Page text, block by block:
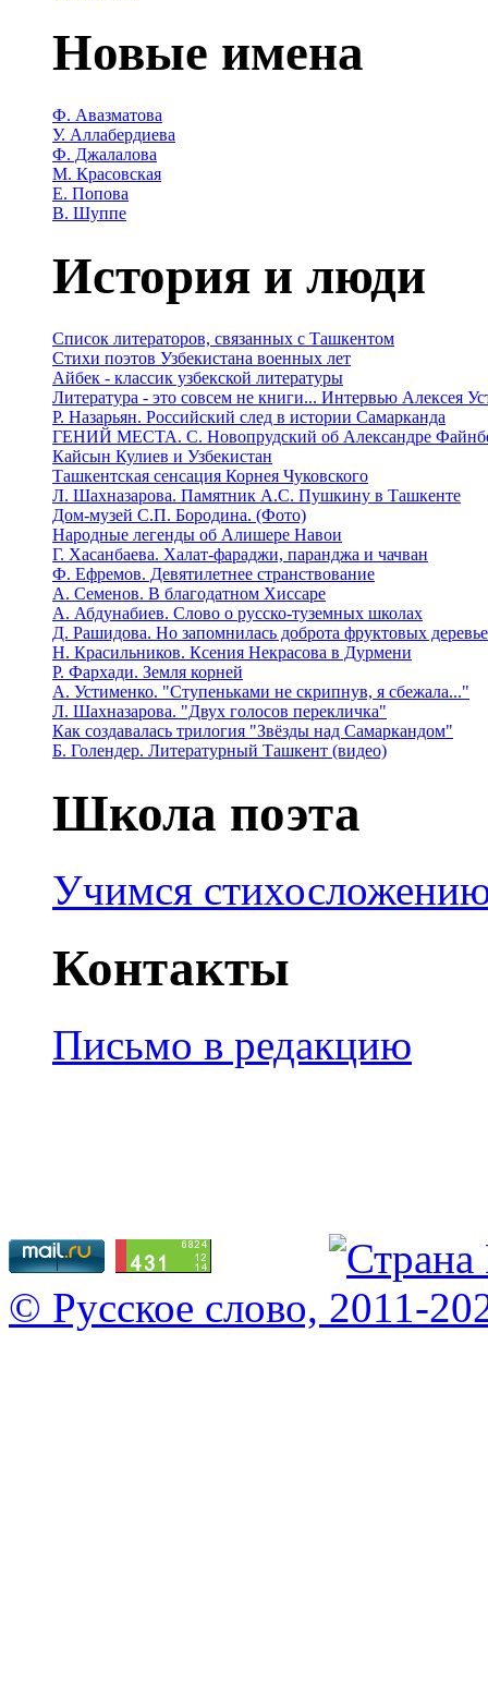
Новые имена
Ф. Авазматова
У. Аллабердиева
Ф. Джалалова
М. Красовская
Е. Попова
В. Шуппе
История и люди
Список литераторов, связанных с Ташкентом
Стихи поэтов Узбекистана военных лет
Айбек - классик узбекской литературы
Литература - это совсем не книги... Интервью Алексея
Р. Назарьян. Российский след в истории Самарканда
ГЕНИЙ МЕСТА. C. Новопрудский об Александре
Кайсын Кулиев и Узбекистан
Ташкентская сенсация Корнея Чуковского
Л. Шахназарова. Памятник А.С. Пушкину в Ташкенте
Дом-музей С.П. Бородина. (Фото)
Народные легенды об Алишере Навои
Г. Хасанбаева. Халат-фараджи, паранджа и чачван
Ф. Ефремов. Девятилетнее странствование
А. Семенов. В благодатном Хиссаре
А. Абдунабиев. Слово о русско-туземных школах
Д. Рашидова. Но запомнилась доброта фруктовых
Н. Красильников. Ксения Некрасова в Дурмени
Р. Фархади. Земля корней
А. Устименко. "Ступеньками не скрипнув, я сбежала..."
Л. Шахназарова. "Двух голосов перекличка"
Как создавалась трилогия "Звёзды над Самаркандом"
Б. Голендер. Литературный Ташкент (видео)
Школа поэта
Учимся
Контакты
Письмо в редакцию
© Русское слово, 2011-